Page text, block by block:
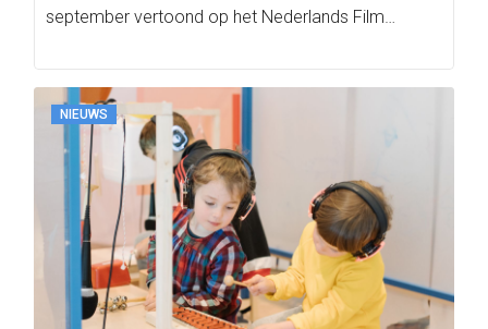
september vertoond op het Nederlands Film…
NIEUWS